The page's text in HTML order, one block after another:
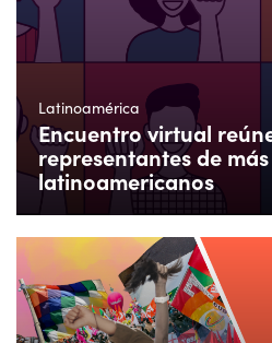
Latinoamérica
Encuentro virtual
representantes de
latinoamericanos